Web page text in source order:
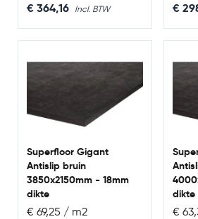
€ 364,16 €
Superfloor Gigant
Antislip bruin
3850x2150mm - 18mm
dikte
€ 69,25 / m2
dikte
€